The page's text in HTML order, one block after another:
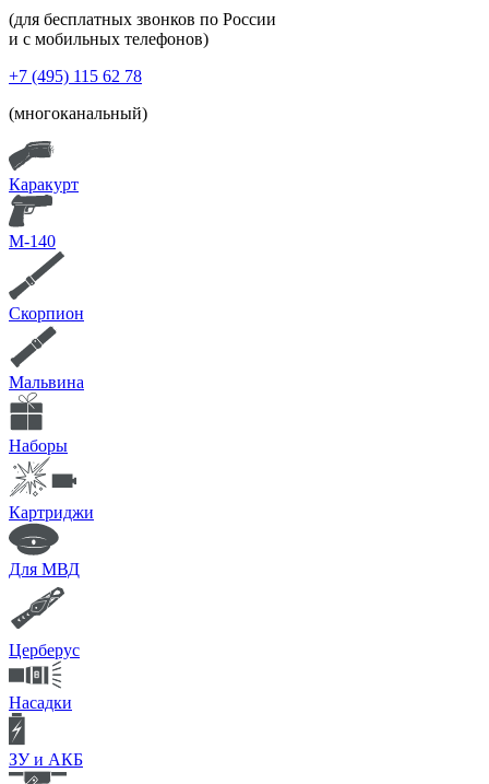
(для бесплатных звонков по России
и с мобильных телефонов)
+7 (495) 115 62 78
(многоканальный)
Каракурт
М-140
Скорпион
Мальвина
Наборы
Картриджи
Для МВД
Церберус
Насадки
ЗУ и АКБ